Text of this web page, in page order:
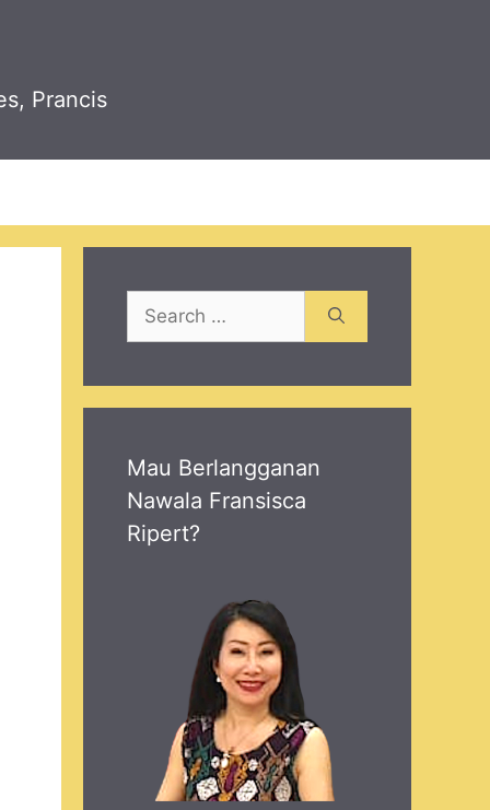
Prancis
Search
for:
Mau Berlangganan
Nawala Fransisca
Ripert?